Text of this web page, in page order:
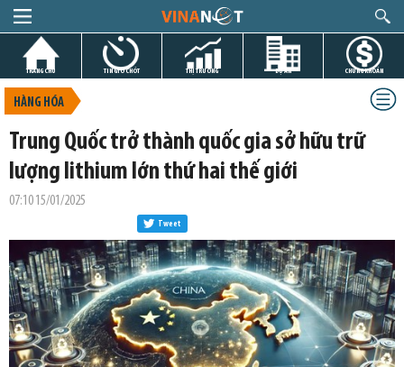
TRANG CHỦ TIN GIỜ CHÓT THỊ TRƯỜNG DỰ ÁN CHỨNG KHOÁN
HÀNG HÓA
Trung Quốc trở thành quốc gia sở hữu trữ
lượng lithium lớn thứ hai thế giới
07:10 15/01/2025
Tweet